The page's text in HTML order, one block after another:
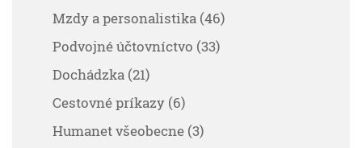
Mzdy a personalistika (46)
Podvojné účtovníctvo (33)
Dochádzka (21)
Cestovné príkazy (6)
Humanet všeobecne (3)